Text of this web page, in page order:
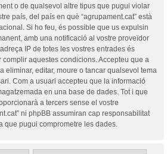
o de qualsevol altre tipus que pugui violar
país, del país en què “agrupament.cat” està
Si ho feu, és possible que us expulsin
amb una notificació al vostre proveïdor
IP de totes les vostres entrades és
aquestes condicions. Accepteu que a
eliminar, editar, moure o tancar qualsevol tema
Com a usuari accepteu que la informació
en una base de dades. Tot i que
a tercers sense el vostre
ni phpBB assumiran cap responsabilitat
que pugui comprometre les dades.